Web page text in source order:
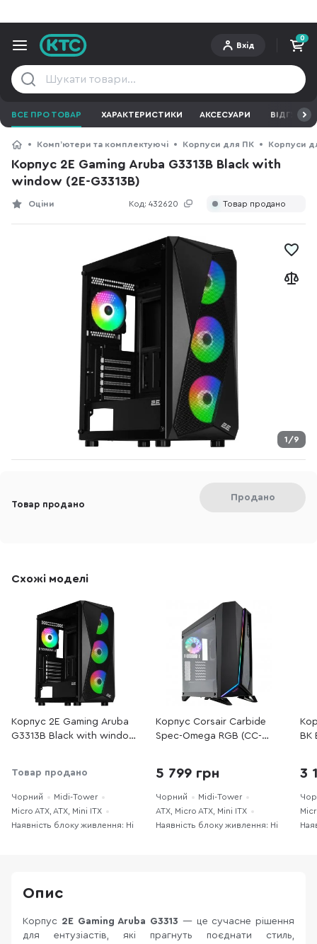
Вхід
0
ВСЕ ПРО ТОВАР ХАРАКТЕРИСТИКИ АКСЕСУАРИ ВІДГУКИ
Компʼютери та комплектуючі Корпуси для ПК Корпуси
Корпус 2E Gaming Aruba G3313B Black with
window (2E-G3313B)
Код: 432620
Оціни Товар продано
1/9
Товар продано
Продано
Схожі моделі
Корпус 2E Gaming Aruba
G3313B Black with window
Товар продано
Чорний
Midi-Tower
Micro ATX, ATX, Mini ITX
Наявність блоку живлення: Ні
Корпус Corsair Carbide
Spec-Omega RGB (CC-
5 799 грн
Чорний
Midi-Tower
ATX, Micro ATX, Mini ITX
Наявність блоку живлення: Ні
BK
3
Опис
Корпус 2E Gaming Aruba G3313 — це сучасне рішення
для ентузіастів, які прагнуть поєднати стиль,